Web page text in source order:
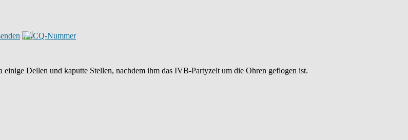
Dellen und kaputte Stellen, nachdem ihm das IVB-Partyzelt um die Ohren geflogen ist.